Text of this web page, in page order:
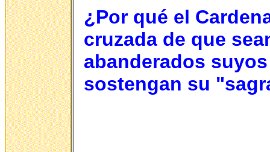
¿Por qué el
cruzada de que
abanderados
sostengan su